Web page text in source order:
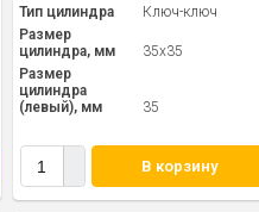
Тип цилиндра
Ключ-ключ
Размер
цилиндра, мм
35x35
Размер
цилиндра
(левый), мм
35
В корзину